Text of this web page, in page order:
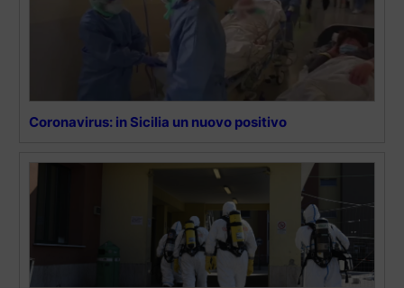
Coronavirus: in Sicilia un nuovo positivo